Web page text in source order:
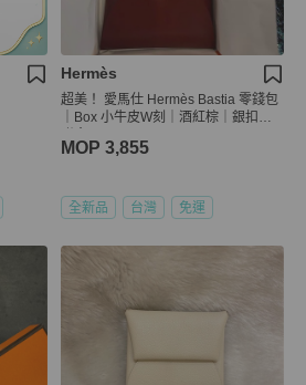
Hermès
超美！ 愛馬仕 Hermès Bastia 零錢包
｜Box 小牛皮W刻｜酒紅棕｜銀扣｜
MOP 3,855
全新品 台灣 免運